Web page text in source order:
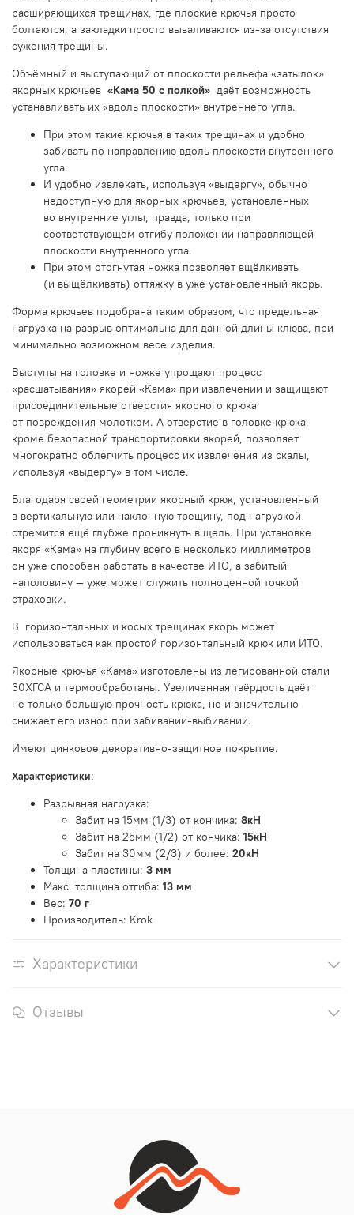
расширяющихся трещинах, где плоские крючья просто
болтаются, а закладки просто вываливаются из-за отсутствия
сужения трещины.
Объёмный и выступающий от плоскости рельефа «затылок»
якорных крючьев «Кама 50 с полкой» даёт возможность
устанавливать их «вдоль плоскости» внутреннего угла.
При этом такие крючья в таких трещинах и удобно
забивать по направлению вдоль плоскости внутреннего
угла.
И удобно извлекать, используя «выдергу», обычно
недоступную для якорных крючьев, установленных
во внутренние углы, правда, только при
соответствующем отгибу положении направляющей
плоскости внутренного угла.
При этом отогнутая ножка позволяет вщёлкивать
(и выщёлкивать) оттяжку в уже установленный якорь.
Форма крючьев подобрана таким образом, что предельная
нагрузка на разрыв оптимальна для данной длины клюва, при
минимально возможном весе изделия.
Выступы на головке и ножке упрощают процесс
«расшатывания» якорей «Кама» при извлечении и защищают
присоединительные отверстия якорного крюка
от повреждения молотком. А отверстие в головке крюка,
кроме безопасной транспортировки якорей, позволяет
многократно облегчить процесс их извлечения из скалы,
используя «выдергу» в том числе.
Благодаря своей геометрии якорный крюк, установленный
в вертикальную или наклонную трещину, под нагрузкой
стремится ещё глубже проникнуть в щель. При установке
якоря «Кама» на глубину всего в несколько миллиметров
он уже способен работать в качестве ИТО, а забитый
наполовину — уже может служить полноценной точкой
страховки.
В горизонтальных и косых трещинах якорь может
использоваться как простой горизонтальный крюк или ИТО.
Якорные крючья «Кама» изготовлены из легированной стали
30ХГСА и термообработаны. Увеличенная твёрдость даёт
не только большую прочность крюка, но и значительно
снижает его износ при забивании-выбивании.
Имеют цинковое декоративно-защитное покрытие.
Характеристики:
Разрывная нагрузка:
Забит на 15мм (1/3) от кончика: 8кН
Забит на 25мм (1/2) от кончика: 15кН
Забит на 30мм (2/3) и более: 20кН
Толщина пластины: 3 мм
Макс. толщина отгиба: 13 мм
Вес: 70 г
Производитель: Krok
Характеристики
Отзывы